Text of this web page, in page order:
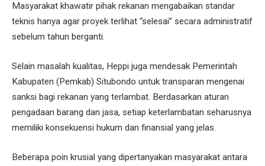
Masyarakat khawatir pihak rekanan mengabaikan standar
teknis hanya agar proyek terlihat “selesai” secara administratif
sebelum tahun berganti.
Selain masalah kualitas, Heppi juga mendesak Pemerintah
Kabupaten (Pemkab) Situbondo untuk transparan mengenai
sanksi bagi rekanan yang terlambat. Berdasarkan aturan
pengadaan barang dan jasa, setiap keterlambatan seharusnya
memiliki konsekuensi hukum dan finansial yang jelas.
Beberapa poin krusial yang dipertanyakan masyarakat antara